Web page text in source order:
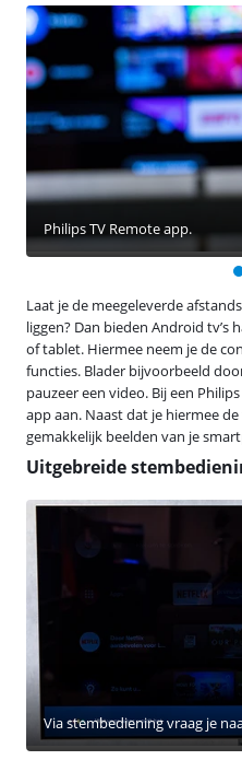
Laat je de meegeleverde
liggen? Dan bieden Android
of tablet. Hiermee neem je de
functies. Blader bijvoorbeeld
pauzeer een video. Bij een
app aan. Naast dat je hiermee
gemakkelijk beelden van je
Philips TV Remote app.
Uitgebreide
Via stembediening vraag je